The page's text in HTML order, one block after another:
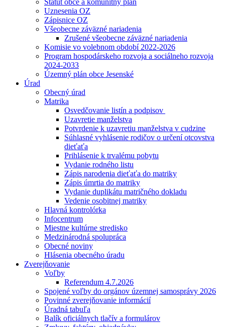
Štatút obce a komunitný plán
Uznesenia OZ
Zápisnice OZ
Všeobecne záväzné nariadenia
Zrušené všeobecne záväzné nariadenia
Komisie vo volebnom období 2022-2026
Program hospodárskeho rozvoja a sociálneho rozvoja
2024-2033
Územný plán obce Jesenské
Úrad
Obecný úrad
Matrika
Osvedčovanie listín a podpisov
Uzavretie manželstva
Potvrdenie k uzavretiu manželstva v cudzine
Súhlasné vyhlásenie rodičov o určení otcovstva
dieťaťa
Prihlásenie k trvalému pobytu
Vydanie rodného listu
Zápis narodenia dieťaťa do matriky
Zápis úmrtia do matriky
Vydanie duplikátu matričného dokladu
Vedenie osobitnej matriky
Hlavná kontrolórka
Infocentrum
Miestne kultúrne stredisko
Medzinárodná spolupráca
Obecné noviny
Hlásenia obecného úradu
Zverejňovanie
Voľby
Referendum 4.7.2026
Spojené voľby do orgánov územnej samosprávy 2026
Povinné zverejňovanie informácií
Úradná tabuľa
Balík oficiálnych tlačív a formulárov